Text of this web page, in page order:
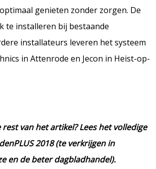
genieten zonder zorgen. De
te installeren bij bestaande
installateurs leveren het systeem
in Attenrode en Jecon in Heist-op-
van het artikel? Lees het volledige
2018 (te verkrijgen in
en de beter dagbladhandel).